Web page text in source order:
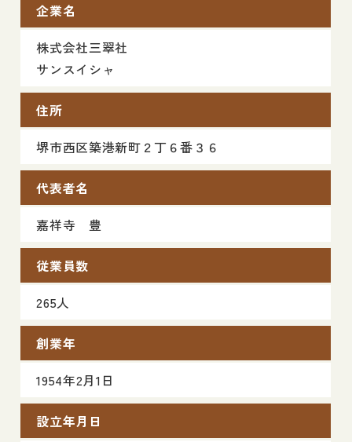
企業名
株式会社三翠社
サンスイシャ
住所
堺市西区築港新町２丁６番３６
代表者名
嘉祥寺 豊
従業員数
265人
創業年
1954年2月1日
設立年月日